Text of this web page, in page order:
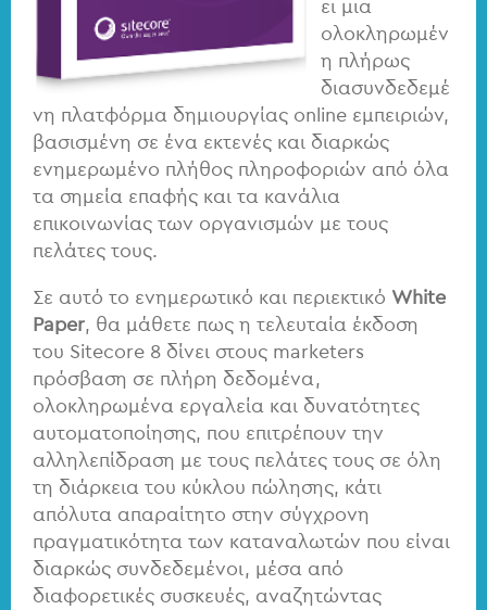
ει μια
ολοκληρωμέν
η πλήρως
διασυνδεδεμέ
νη πλατφόρμα δημιουργίας online εμπειριών,
βασισμένη σε ένα εκτενές και διαρκώς
ενημερωμένο πλήθος πληροφοριών από όλα
τα σημεία επαφής και τα κανάλια
επικοινωνίας των οργανισμών με τους
πελάτες τους.
Σε αυτό το ενημερωτικό και περιεκτικό White
Paper, θα μάθετε πως η τελευταία έκδοση
του Sitecore 8 δίνει στους marketers
πρόσβαση σε πλήρη δεδομένα,
ολοκληρωμένα εργαλεία και δυνατότητες
αυτοματοποίησης, που επιτρέπουν την
αλληλεπίδραση με τους πελάτες τους σε όλη
τη διάρκεια του κύκλου πώλησης, κάτι
απόλυτα απαραίτητο στην σύγχρονη
πραγματικότητα των καταναλωτών που είναι
διαρκώς συνδεδεμένοι, μέσα από
διαφορετικές συσκευές, αναζητώντας